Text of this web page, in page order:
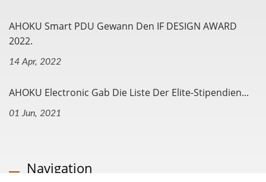
AHOKU Smart PDU Gewann Den IF DESIGN AWARD
2022.
14 Apr, 2022
AHOKU Electronic Gab Die Liste Der Elite-Stipendien...
01 Jun, 2021
Navigation